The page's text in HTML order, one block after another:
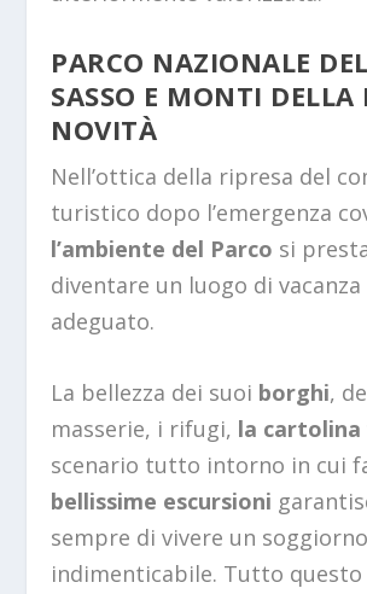
PARCO NAZIONALE
SASSO E MONTI DELLA
NOVITÀ
Nell’ottica della ripresa del
turistico dopo l’emergenza
l’ambiente del Parco si
diventare un luogo di vacanza
adeguato.
La bellezza dei suoi borghi,
masserie, i rifugi, la cartolina
scenario tutto intorno in cui
bellissime escursioni
sempre di vivere un soggiorno
indimenticabile. Tutto questo